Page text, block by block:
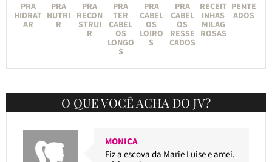
PRA
HIDRAT
AR
PRA
NUTRI
R
PRA
RECON
STRUI
R
PRA
TER
CABEL
OS
LONGO
S
PRA
CABEL
OS
LOIRO
S
PRA
CABEL
OS
RESSE
CADOS
RECEIT
INHAS
MILAG
ROSAS
PENTE
ADOS
O QUE VOCÊ ACHA DO JV?
MONICA
Fiz a escova da Marie Luise e amei.